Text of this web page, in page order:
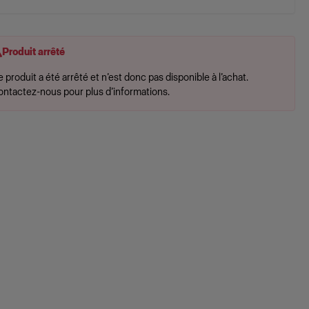
Produit arrêté
produit a été arrêté et n’est donc pas disponible à l’achat.
nous pour plus d’informations.